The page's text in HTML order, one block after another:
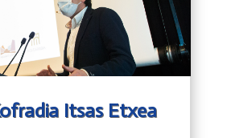
Itsas Etxea